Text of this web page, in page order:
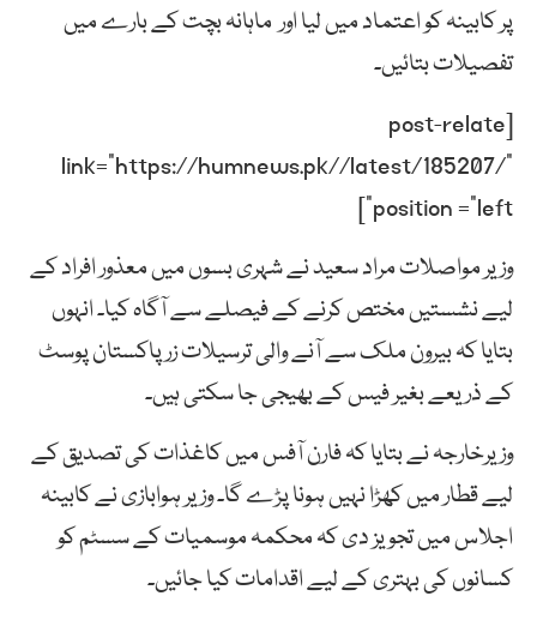
پر کابینہ کو اعتماد میں لیا اور ماہانہ بچت کے بارے میں
تفصیلات بتائیں۔
[post-relate
link=”https://humnews.pk//latest/185207/”
position =”left”]
وزیر مواصلات مراد سعید نے شہری بسوں میں معذور افراد کے
لیے نشستیں مختص کرنے کے فیصلے سے آگاہ کیا۔ انہوں
بتایا کہ بیرون ملک سے آنے والی ترسیلات زر پاکستان پوسٹ
کے ذریعے بغیر فیس کے بھیجی جا سکتی ہیں۔
وزیرخارجہ نے بتایا کہ فارن آفس میں کاغذات کی تصدیق کے
لیے قطار میں کھڑا نہیں ہونا پڑے گا۔ وزیر ہوابازی نے کابینہ
اجلاس میں تجویز دی کہ محکمہ موسمیات کے سسٹم کو
کسانوں کی بہتری کے لیے اقدامات کیا جائیں۔